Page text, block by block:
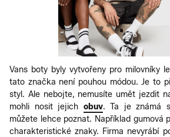
Vans boty byly vytvořeny pro milovníky
tato značka není pouhou módou. Je to
styl. Ale nebojte, nemusíte umět jezdit
mohli nosit jejich obuv. Ta je známá
můžete lehce poznat. Například gumová
charakteristické znaky. Firma nevyrábí